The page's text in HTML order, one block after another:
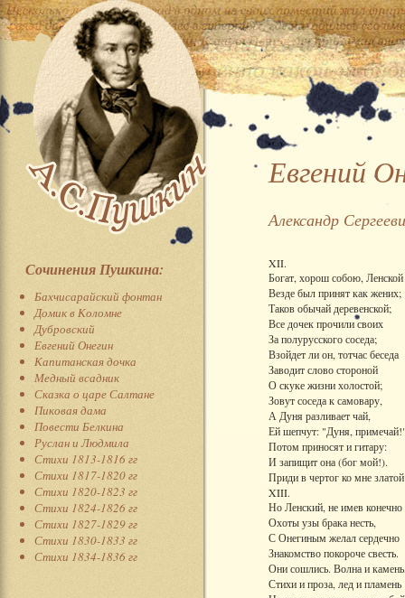
Сочинения Пушкина:
Бахчисарайский фонтан
Домик в Коломне
Дубровский
Евгений Онегин
Капитанская дочка
Медный всадник
Сказка о царе Салтане
Пиковая дама
Повести Белкина
Руслан и Людмила
Стихи 1813-1816 гг
Стихи 1817-1820 гг
Стихи 1820-1823 гг
Стихи 1824-1826 гг
Стихи 1827-1829 гг
Стихи 1830-1833 гг
Стихи 1834-1836 гг
Евгений
Александр
XII.
Богат, хорош собою, Ленской
Везде был принят как жених;
Таков обычай деревенской;
Все дочек прочили своих
За полурусского соседа;
Взойдет ли он, тотчас беседа
Заводит слово стороной
О скуке жизни холостой;
Зовут соседа к самовару,
А Дуня разливает чай,
Ей шепчут: "Дуня,
Потом приносят и гитару:
И запищит она (бог мой!).
Приди в чертог ко мне
XIII.
Но Ленский, не имев конечно
Охоты узы брака несть,
С Онегиным желал сердечно
Знакомство покороче свесть.
Они сошлись. Волна и
Стихи и проза, лед и пламень